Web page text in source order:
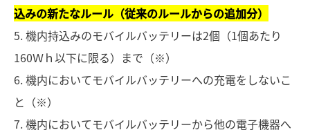
込みの新たなルール（従来のルールからの追加分）
5. 機内持込みのモバイルバッテリーは2個（1個あたり
160Ｗｈ以下に限る）まで（※）
6. 機内においてモバイルバッテリーへの充電をしないこ
と（※）
7. 機内においてモバイルバッテリーから他の電子機器へ